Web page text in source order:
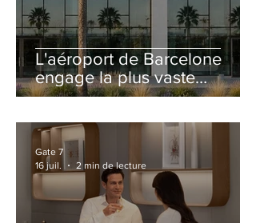
L'aéroport de Barcelone
engage la plus vaste
rénovation de son Terminal
Gate 7
16 juil.
2 min de lecture